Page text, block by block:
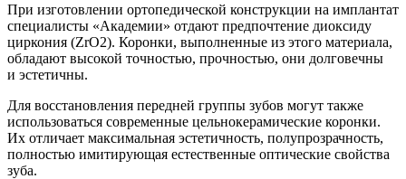
При изготовлении ортопедической конструкции на имплантат
специалисты «Академии» отдают предпочтение диоксиду
циркония (ZrO2). Коронки, выполненные из этого материала,
обладают высокой точностью, прочностью, они долговечны
и эстетичны.
Для восстановления передней группы зубов могут также
использоваться современные цельнокерамические коронки.
Их отличает максимальная эстетичность, полупрозрачность,
полностью имитирующая естественные оптические свойства
зуба.